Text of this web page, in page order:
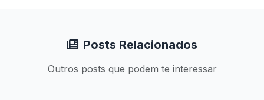
Posts Relacionados
Outros posts que podem te interessar